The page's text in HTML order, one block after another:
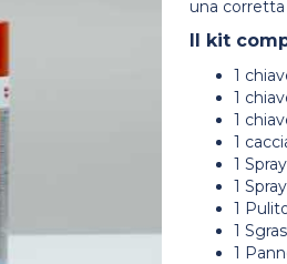
una
Il kit
1
1
1
1
1
1
1
1
1